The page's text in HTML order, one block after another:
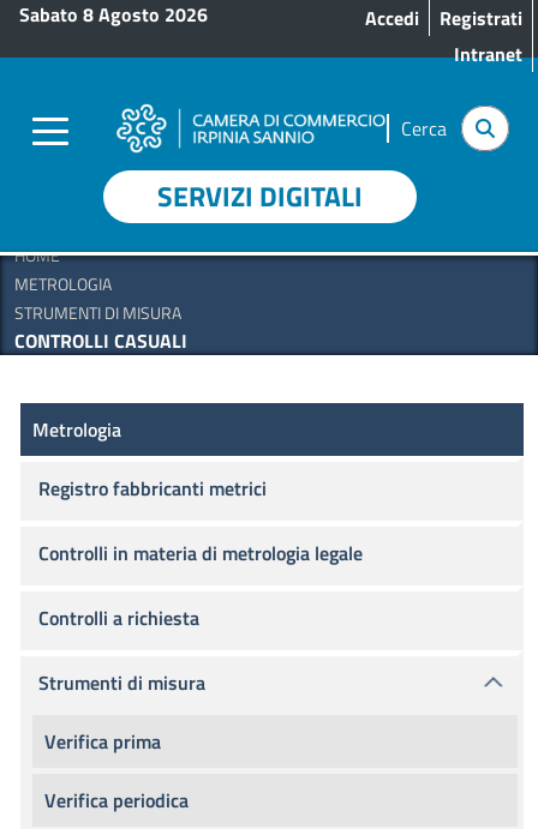
Salta al contenuto principale
Sabato 8 Agosto 2026 Menu profilo utente
Accedi
Registrati
Intranet
Cerca
SERVIZI DIGITALI
HOME
METROLOGIA
STRUMENTI DI MISURA
CONTROLLI CASUALI
Metrologia
Metrologia
Registro fabbricanti metrici
Controlli in materia di metrologia legale
Controlli a richiesta
Strumenti di misura
Verifica prima
Verifica periodica